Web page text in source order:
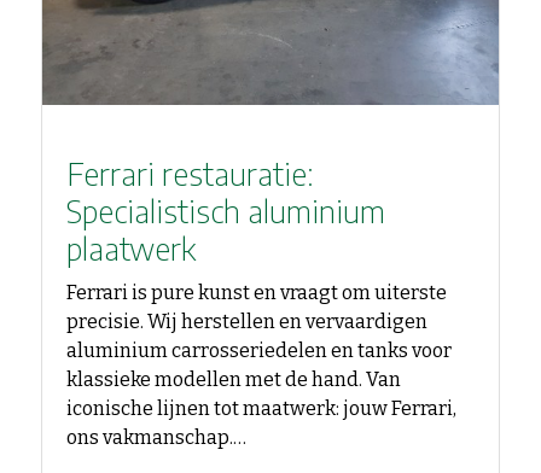
Ferrari restauratie:
Specialistisch aluminium
plaatwerk
Ferrari is pure kunst en vraagt om uiterste
precisie. Wij herstellen en vervaardigen
aluminium carrosseriedelen en tanks voor
klassieke modellen met de hand. Van
iconische lijnen tot maatwerk: jouw Ferrari,
ons vakmanschap.…